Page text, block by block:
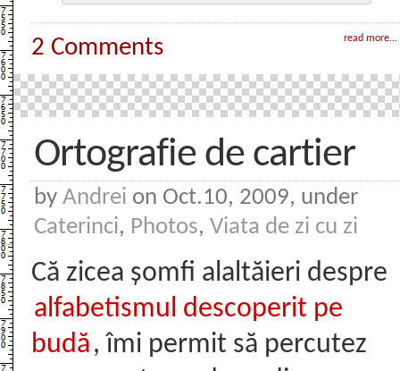
read more...
2 Comments
Ortografie de cartier
by Andrei on Oct.10, 2009, under
Caterinci, Photos, Viata de zi cu zi
Că zicea șomfi alaltăieri despre
alfabetismul descoperit pe
budă, îmi permit să percutez